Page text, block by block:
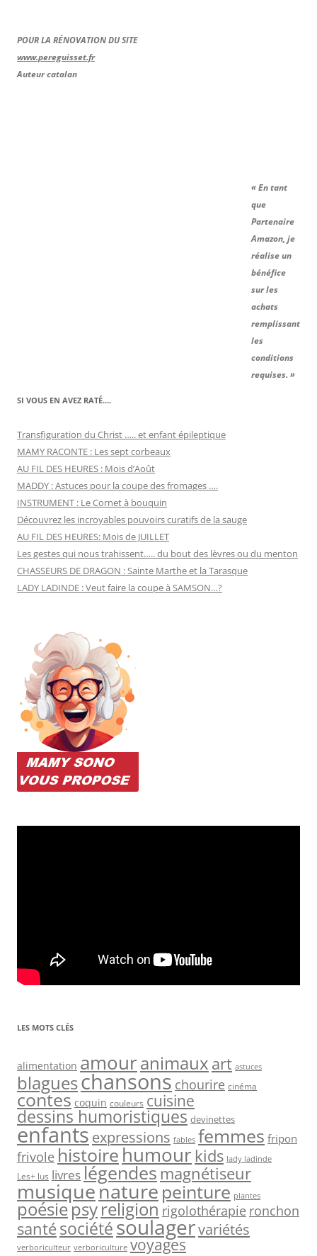
POUR LA RÉNOVATION DU SITE
www.pereguisset.fr
Auteur catalan
« En tant
que
Partenaire
Amazon, je
réalise un
bénéfice
sur les
achats
remplissant
les
conditions
requises. »
SI VOUS EN AVEZ RATÉ….
Transfiguration du Christ ….. et enfant épileptique
MAMY RACONTE : Les sept corbeaux
AU FIL DES HEURES : Mois d’Août
MADDY : Astuces pour la coupe des fromages ….
INSTRUMENT : Le Cornet à bouquin
Découvrez les incroyables pouvoirs curatifs de la sauge
AU FIL DES HEURES: Mois de JUILLET
Les gestes qui nous trahissent….. du bout des lèvres ou du menton
CHASSEURS DE DRAGON : Sainte Marthe et la Tarasque
LADY LADINDE : Veut faire la coupe à SAMSON…?
LES MOTS CLÉS
alimentation amouranimaux art astuces
blagueschansons chourire cinéma
contes coquin couleurs cuisine
dessins humoristiques devinettes
enfantsexpressions fables femmes fripon
frivole histoire humour kids lady ladinde
Les+ lus livreslégendes magnétiseur
musiquenature peinture plantes
poésiepsyreligion rigolothérapie ronchon
santésociétésoulagervariétés
verboriculteur verboriculture voyages